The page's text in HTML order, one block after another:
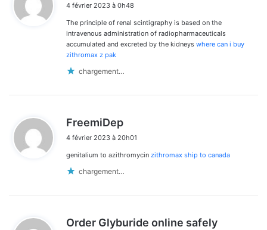
t
:
4 février 2023 à 0h48
The principle of renal scintigraphy is based on the
intravenous administration of radiopharmaceuticals
accumulated and excreted by the kidneys where can i buy
zithromax z pak
chargement…
FreemiDep
t
4 février 2023 à 20h01
genitalium to azithromycin zithromax ship to canada
chargement…
Order Glyburide online safely